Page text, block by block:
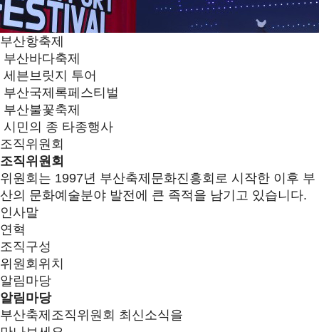
부산항축제
부산바다축제
세븐브릿지 투어
부산국제록페스티벌
부산불꽃축제
시민의 종 타종행사
조직위원회
조직위원회
위원회는 1997년 부산축제문화진흥회로 시작한 이후 부
산의 문화예술분야 발전에 큰 족적을 남기고 있습니다.
인사말
연혁
조직구성
위원회위치
알림마당
알림마당
부산축제조직위원회 최신소식을